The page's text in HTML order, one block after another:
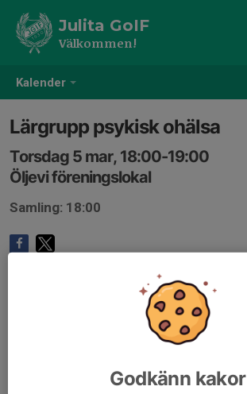
Kalender
Julita GoIF
Välkommen!
Lärgrupp psykisk ohälsa
Torsdag 5 mar, 18:00-19:00
Öljevi föreningslokal
Samling: 18:00
Godkänn kakor